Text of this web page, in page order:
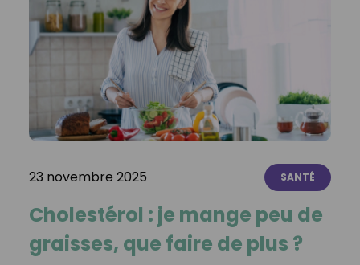
23 novembre 2025 SANTÉ
Cholestérol : je mange peu de
graisses, que faire de plus ?